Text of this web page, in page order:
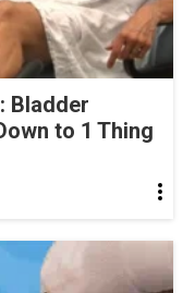
Bladder
to 1 Thing